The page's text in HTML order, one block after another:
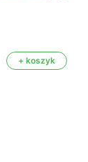
+ koszyk